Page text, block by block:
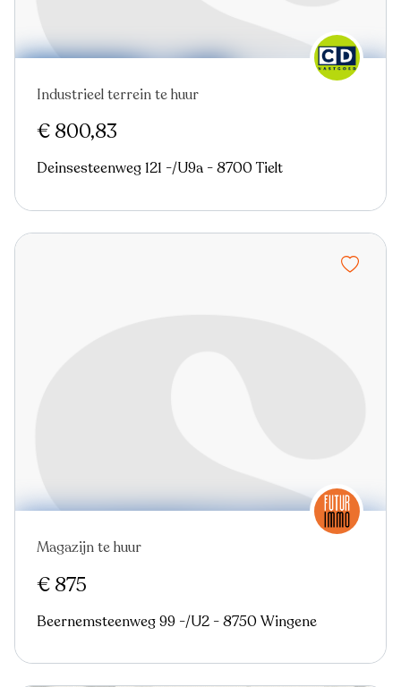
Industrieel terrein te huur
€ 800,83
Deinsesteenweg 121 -/U9a - 8700 Tielt
Magazijn te huur
€ 875
Beernemsteenweg 99 -/U2 - 8750 Wingene